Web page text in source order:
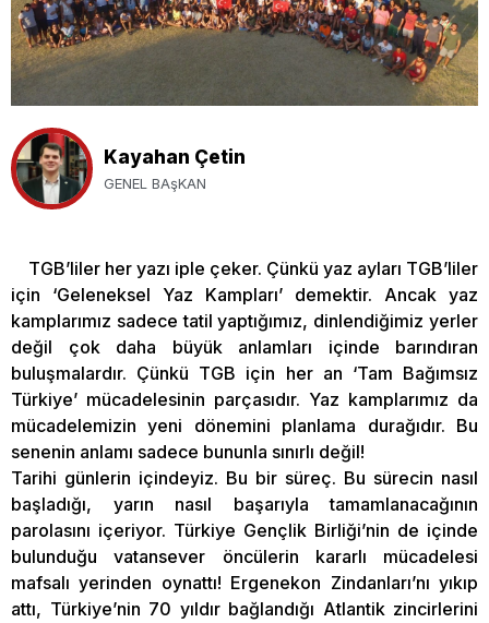
Kayahan Çetin
GENEL BAşKAN
TGB’liler her yazı iple çeker. Çünkü yaz ayları TGB’liler
için ‘Geleneksel Yaz Kampları’ demektir. Ancak yaz
kamplarımız sadece tatil yaptığımız, dinlendiğimiz yerler
değil çok daha büyük anlamları içinde barındıran
buluşmalardır. Çünkü TGB için her an ‘Tam Bağımsız
Türkiye’ mücadelesinin parçasıdır. Yaz kamplarımız da
mücadelemizin yeni dönemini planlama durağıdır. Bu
senenin anlamı sadece bununla sınırlı değil!
Tarihi günlerin içindeyiz. Bu bir süreç. Bu sürecin nasıl
başladığı, yarın nasıl başarıyla tamamlanacağının
parolasını içeriyor. Türkiye Gençlik Birliği’nin de içinde
bulunduğu vatansever öncülerin kararlı mücadelesi
mafsalı yerinden oynattı! Ergenekon Zindanları’nı yıkıp
attı, Türkiye’nin 70 yıldır bağlandığı Atlantik zincirlerini